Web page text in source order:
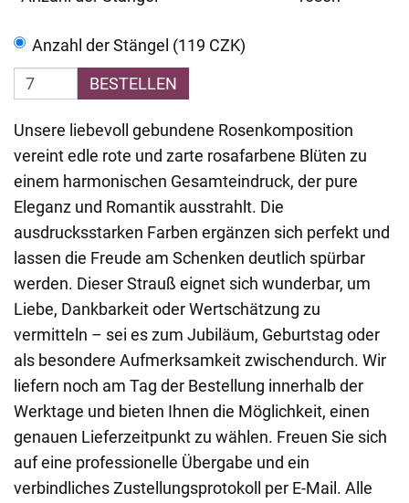
Anzahl der Stängel (119 CZK)
BESTELLEN
Unsere liebevoll gebundene Rosenkomposition
vereint edle rote und zarte rosafarbene Blüten zu
einem harmonischen Gesamteindruck, der pure
Eleganz und Romantik ausstrahlt. Die
ausdrucksstarken Farben ergänzen sich perfekt und
lassen die Freude am Schenken deutlich spürbar
werden. Dieser Strauß eignet sich wunderbar, um
Liebe, Dankbarkeit oder Wertschätzung zu
vermitteln – sei es zum Jubiläum, Geburtstag oder
als besondere Aufmerksamkeit zwischendurch. Wir
liefern noch am Tag der Bestellung innerhalb der
Werktage und bieten Ihnen die Möglichkeit, einen
genauen Lieferzeitpunkt zu wählen. Freuen Sie sich
auf eine professionelle Übergabe und ein
verbindliches Zustellungsprotokoll per E-Mail. Alle